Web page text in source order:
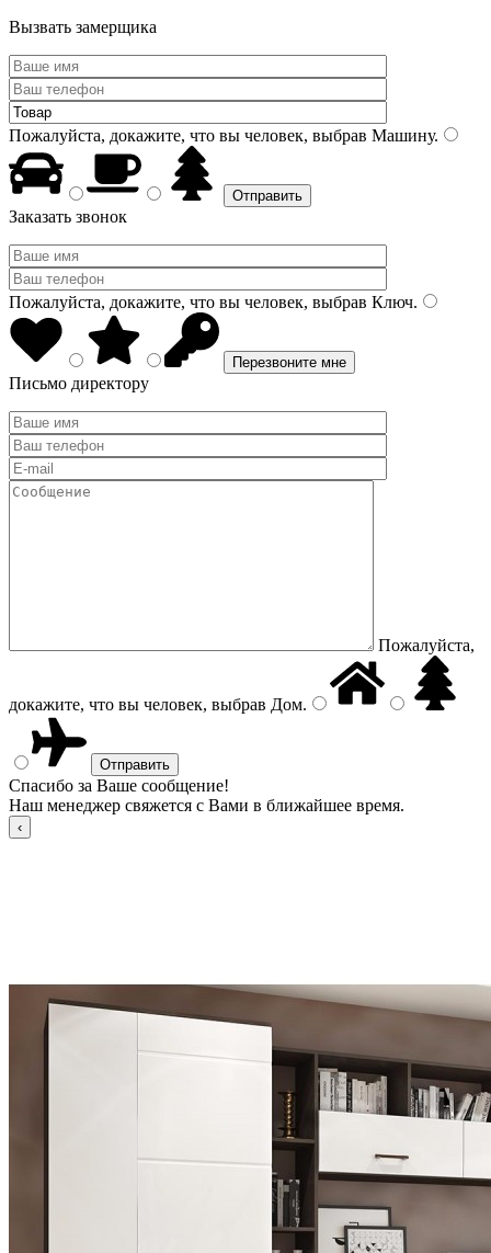
Вызвать замерщика
Пожалуйста, докажите, что вы человек, выбрав Машину.
Заказать звонок
Пожалуйста, докажите, что вы человек, выбрав Ключ.
Письмо директору
Пожалуйста,
докажите, что вы человек, выбрав Дом.
Спасибо за Ваше сообщение!
Наш менеджер свяжется с Вами в ближайшее время.